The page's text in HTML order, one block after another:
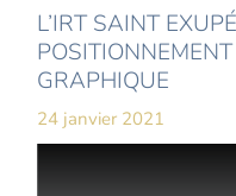
L’IRT SAINT
GRAPHIQUE
24 janvier 2021